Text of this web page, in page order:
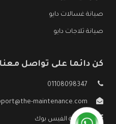
صيانة غسالات دايو
صيانة ثلاجات دايو
كن دائما على تواصل
01108098347
maintenance.com
صفحة الفيس بوك